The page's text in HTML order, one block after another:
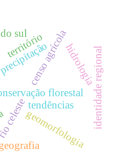
florestal
censo agrícola
tendências
precipitação
geomorfologia
hidrologia
território
identidade regional
sul